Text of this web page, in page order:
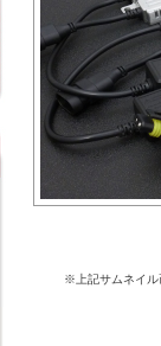
※上記サムネイル